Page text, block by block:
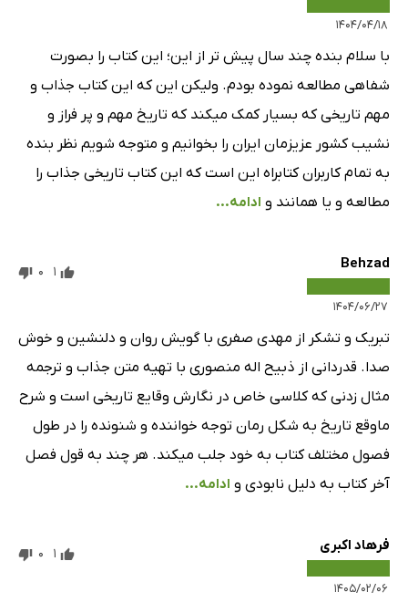
۱۴۰۴/۰۴/۱۸
با سلام بنده چند سال پیش تر از این؛ این کتاب را بصورت
شفاهی مطالعه نموده بودم. ولیکن این که این کتاب جذاب و
مهم تاریخی که بسیار کمک میکند که تاریخ مهم و پر فراز و
نشیب کشور عزیزمان ایران را بخوانیم و متوجه شویم نظر بنده
به تمام کاربران کتابراه این است که این کتاب تاریخی جذاب را
مطالعه و یا همانند و ادامه...
Behzad
۱۴۰۴/۰۶/۲۷
1
0
تبریک و تشکر از مهدی صفری با گویش روان و دلنشین و خوش
صدا. قدردانی از ذبیح اله منصوری با تهیه متن جذاب و ترجمه
مثال زدنی که کلاسی خاص در نگارش وقایع تاریخی است و شرح
ماوقع تاریخ به شکل رمان توجه خواننده و شنونده را در طول
فصول مختلف کتاب به خود جلب میکند. هر چند به قول فصل
آخر کتاب به دلیل نابودی و ادامه...
فرهاد اکبری
۱۴۰۵/۰۲/۰۶
1
0